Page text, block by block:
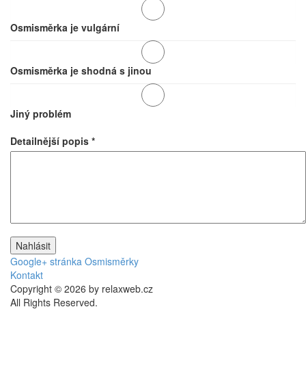
Osmisměrka je vulgární
Osmisměrka je shodná s jinou
Jiný problém
Detailnější popis *
Google+ stránka Osmisměrky
Kontakt
Copyright © 2026 by relaxweb.cz
All Rights Reserved.